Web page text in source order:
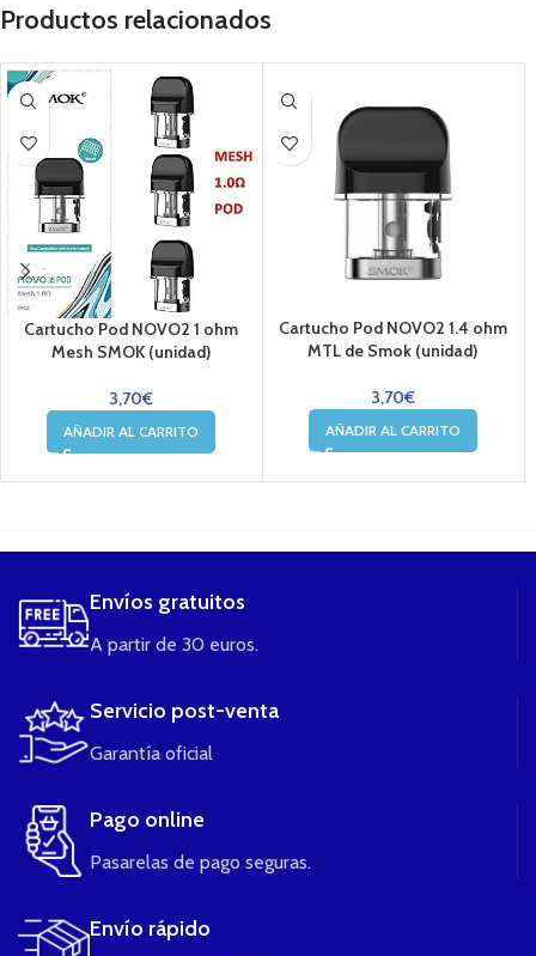
Productos relacionados
Cartucho Pod NOVO2 1 ohm
Mesh SMOK (unidad)
3,70€
AÑADIR AL CARRITO
Cartucho Pod NOVO2 1.4 ohm
MTL de Smok (unidad)
3,70€
AÑADIR AL CARRITO
Envíos gratuitos
A partir de 30 euros.
Servicio post-venta
Garantía oficial
Pago online
Pasarelas de pago seguras.
Envío rápido